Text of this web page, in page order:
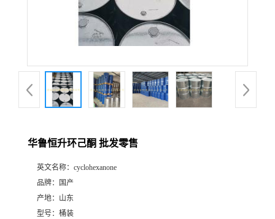
华鲁恒升环己酮 批发零售
英文名称： cyclohexanone
品牌：
国产
产地： 山东
型号： 桶装